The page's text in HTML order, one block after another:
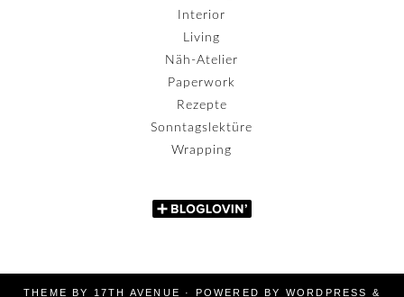
Interior
Living
Näh-Atelier
Paperwork
Rezepte
Sonntagslektüre
Wrapping
THEME BY 17TH AVENUE · POWERED BY WORDPRESS &